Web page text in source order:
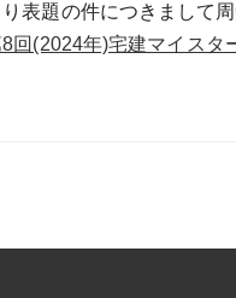
表題の件につきまして
8回(2024年)宅建マイスタ